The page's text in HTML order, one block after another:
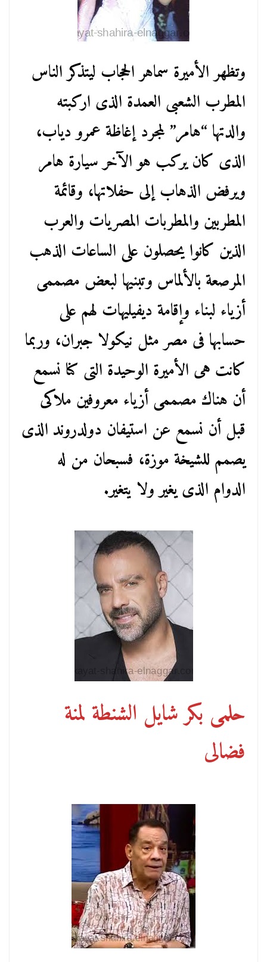
وتظهر الأميرة سماهر الحجاب ليتذكر الناس
المطرب الشعبى العمدة الذى اركبته
والدتها “هامر” لمجرد إغاظة عمرو دياب،
الذى كان يركب هو الآخر سيارة هامر
ويرفض الذهاب إلى حفلاتها، وقائمة
المطربين والمطربات المصريات والعرب
الذين كانوا يحصلون على الساعات الذهب
المرصعة بالألماس وتبنيها لبعض مصممى
أزياء لبناء وإقامة ديفيليهات لهم على
حسابها فى مصر مثل نيكولا جبران، وربما
كانت هى الأميرة الوحيدة التى كنا نسمع
أن هناك مصممى أزياء معروفين ملاكى
قبل أن نسمع عن استيفان دولدروند الذى
يصمم للشيخة موزة، فسبحان من له
الدوام الذى يغير ولا يتغير.
حلمى بكر شايل الشنطة لمنة
فضالى